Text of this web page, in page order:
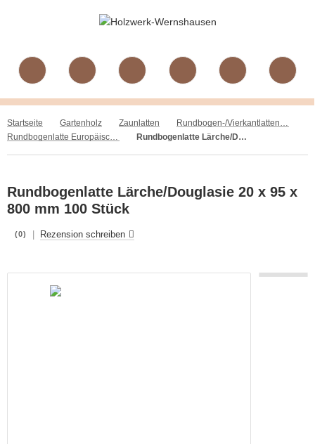
Startseite Gartenholz Zaunlatten
Rundbogen-/Vierkantlatten,gehobelt Lärche
Rundbogenlatte Europäische Lärche/Douglasie
Rundbogenlatte Lärche/Douglasie 20 x 95 x 800 mm 100 Stück
Rundbogenlatte Lärche/Douglasie 20 x 95 x
800 mm 100 Stück
(0) Rezension schreiben